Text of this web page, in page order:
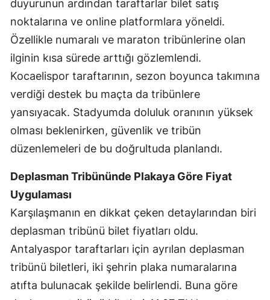
Kütahya
Malatya
Manisa
Kahramanmaraş
Muğla
Muş
Niğde
Ordu
Rize
duyurunun ardından taraftarlar bilet satış
noktalarına ve online platformlara yöneldi.
Özellikle numaralı ve maraton tribünlerine olan
ilginin kısa sürede arttığı gözlemlendi.
Kocaelispor taraftarının, sezon boyunca takımına
verdiği destek bu maçta da tribünlere
yansıyacak. Stadyumda doluluk oranının yüksek
olması beklenirken, güvenlik ve tribün
düzenlemeleri de bu doğrultuda planlandı.
Deplasman Tribününde Plakaya Göre Fiyat
Uygulaması
Karşılaşmanın en dikkat çeken detaylarından biri
deplasman tribünü bilet fiyatları oldu.
Antalyaspor taraftarları için ayrılan deplasman
tribünü biletleri, iki şehrin plaka numaralarına
atıfta bulunacak şekilde belirlendi. Buna göre